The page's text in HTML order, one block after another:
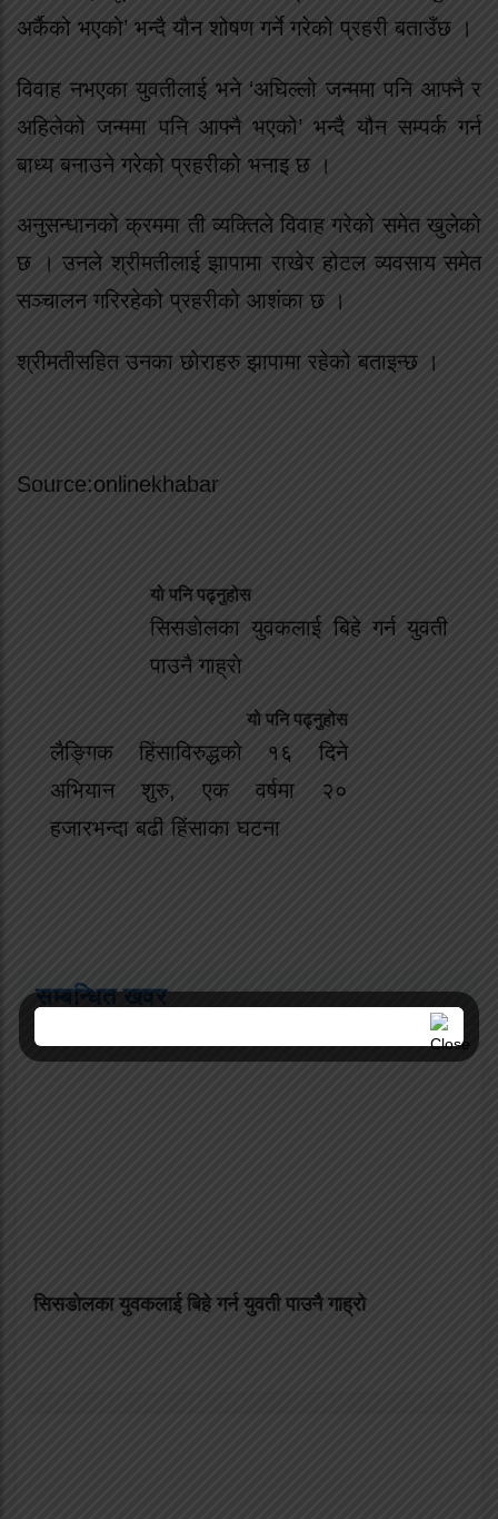
अर्कैको भएको’ भन्दै यौन शोषण गर्ने गरेको प्रहरी बताउँछ ।
विवाह नभएका युवतीलाई भने ‘अघिल्लो जन्ममा पनि आफ्नै र
अहिलेको जन्ममा पनि आफ्नै भएको’ भन्दै यौन सम्पर्क गर्न
बाध्य बनाउने गरेको प्रहरीको भनाइ छ ।
अनुसन्धानको क्रममा ती व्यक्तिले विवाह गरेको समेत खुलेको
छ । उनले श्रीमतीलाई झापामा राखेर होटल व्यवसाय समेत
सञ्चालन गरिरहेको प्रहरीको आशंका छ ।
श्रीमतीसहित उनका छोराहरु झापामा रहेको बताइन्छ ।
Source:onlinekhabar
यो पनि पढ्नुहोस
सिसडाेलका युवकलाई बिहे गर्न युवती
पाउनै गाह्राे
यो पनि पढ्नुहोस
लैङ्गिक हिंसाविरुद्धको १६ दिने
अभियान शुरु, एक वर्षमा २०
हजारभन्दा बढी हिंसाका घटना
सम्बन्धित खवर
सिसडाेलका युवकलाई बिहे गर्न युवती पाउनै गाह्राे